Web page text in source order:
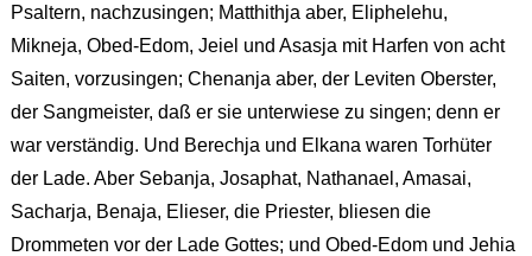
Psaltern, nachzusingen; Matthithja aber, Eliphelehu,
Mikneja, Obed-Edom, Jeiel und Asasja mit Harfen von acht
Saiten, vorzusingen; Chenanja aber, der Leviten Oberster,
der Sangmeister, daß er sie unterwiese zu singen; denn er
war verständig. Und Berechja und Elkana waren Torhüter
der Lade. Aber Sebanja, Josaphat, Nathanael, Amasai,
Sacharja, Benaja, Elieser, die Priester, bliesen die
Drommeten vor der Lade Gottes; und Obed-Edom und Jehia